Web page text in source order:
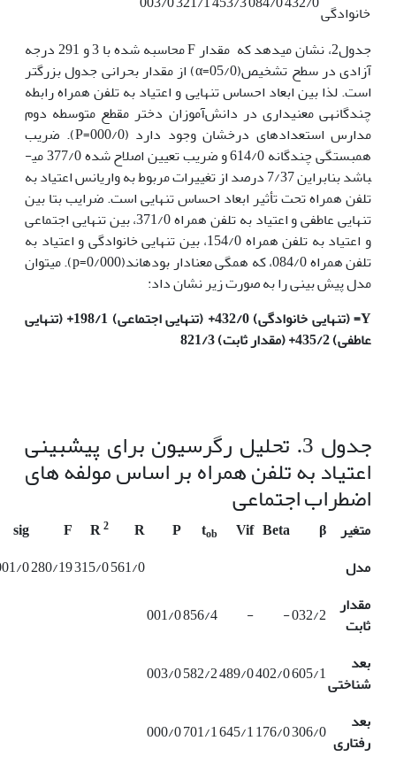
خانوادگی
جدول2، نشان می­د­هد که مقدار F محاسبه شده با 3 و 291 درجه
آزادی در سطح تشخیص(05/0=α) از مقدار بحرانی جدول بزرگتر
است. لذا بین ابعاد احساس تنهایی و اعتیاد به تلفن همراه رابطه
چندگانه­ی معنی­داری در دانش‌آموزان دختر مقطع متوسطه دوم
مدارس استعدادهای درخشان وجود دارد (000/0=P). ضریب
همبستگی چندگانه 614/0 و ضریب تعیین اصلاح شده 377/0 می­
باشد بنابراین 7/37 درصد از تغییرات مربوط به واریانس اعتیاد به
تلفن همراه تحت تأثیر ابعاد احساس تنهایی است. ضرایب بتا بین
تنهایی عاطفی و اعتیاد به تلفن همراه 371/0، بین تنهایی اجتماعی
و اعتیاد به تلفن همراه 154/0، بین تنهایی خانوادگی و اعتیاد به
تلفن همراه 084/0، که همگی معنادار بوده­اند(p=0/000). می­توان
مدل پیش بینی را به صورت زیر نشان داد:
Y=
(تنهایی خانوادگی) 432/0+ ( تنهایی اجتماعی) 198/1+ (
تنهایی
عاطفی) 435/2+ (مقدار ثابت) 821/3
جدول 3. تحلیل رگرسیون برای پیش­بینی
اعتیاد به تلفن همراه بر اساس مولفه های
اضطراب اجتماعی
متغیر β
Βeta
Vif
tob
P
R
2
F
sig
مدل
561/0
315/0
280/19
0>
مقدار
ثابت
032/2
-
-
856/4
001/0
بعد
شناختی605/1
402/0
489/0
582/2
003/0
بعد
رفتاری 306/0
176/0
645/1
701/1
000/0